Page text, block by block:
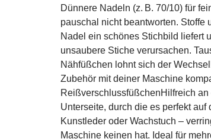
Dünnere Nadeln (z. B. 70/10) für
pauschal nicht beantworten. Stoffe
Nadel ein schönes Stichbild liefert
unsaubere Stiche verursachen.
Nähfüßchen lohnt sich der
Zubehör mit deiner Maschine
ReißverschlussfüßchenHilfreich
Unterseite, durch die es perfekt
Kunstleder oder Wachstuch –
Maschine keinen hat. Ideal für